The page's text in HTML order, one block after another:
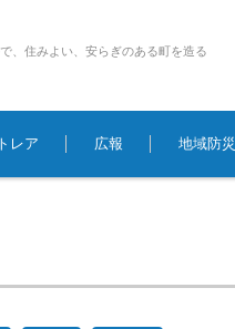
、住みよい、安らぎのある町を造る
レア 広報 地域防災